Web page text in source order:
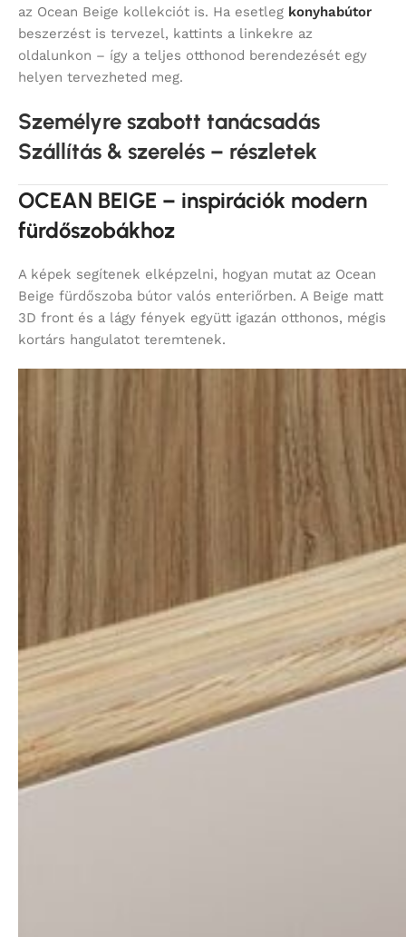
az Ocean Beige kollekciót is. Ha esetleg konyhabútor
beszerzést is tervezel, kattints a linkekre az
oldalunkon – így a teljes otthonod berendezését egy
helyen tervezheted meg.
Személyre szabott tanácsadás
Szállítás & szerelés – részletek
OCEAN BEIGE – inspirációk modern
fürdőszobákhoz
A képek segítenek elképzelni, hogyan mutat az Ocean
Beige fürdőszoba bútor valós enteriőrben. A Beige matt
3D front és a lágy fények együtt igazán otthonos, mégis
kortárs hangulatot teremtenek.